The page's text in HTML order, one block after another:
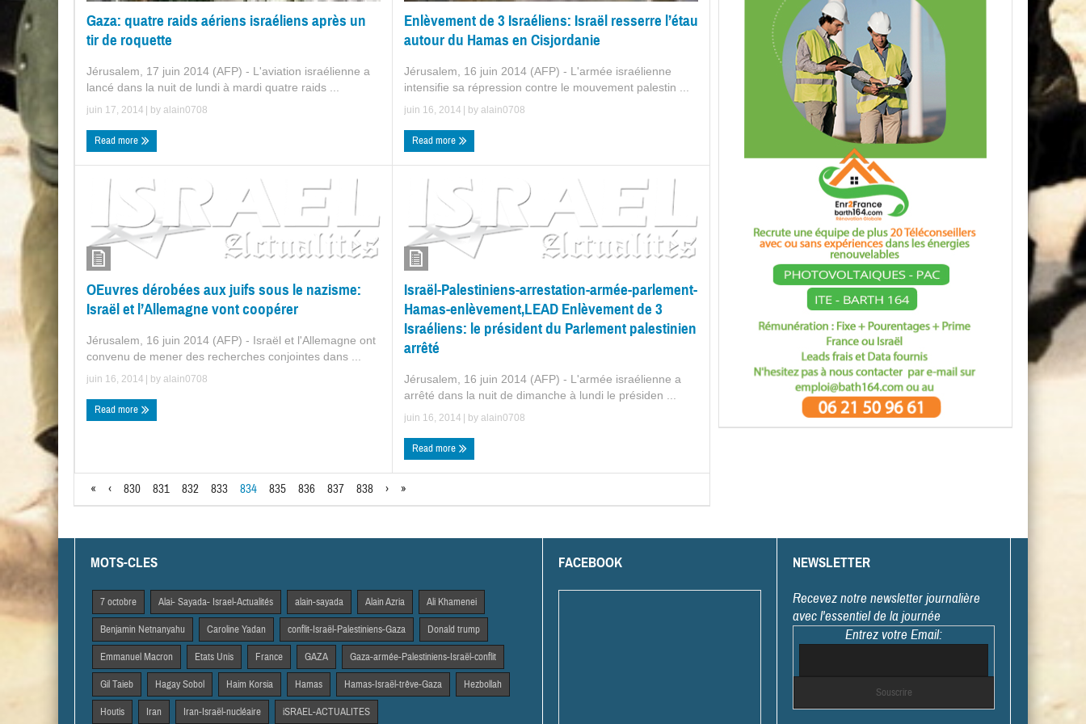
Gaza: quatre raids aériens israéliens après un
tir de roquette
Jérusalem, 17 juin 2014 (AFP) - L'aviation israélienne a
lancé dans la nuit de lundi à mardi quatre raids ...
juin 17, 2014 | by alain0708
Read more
Enlèvement de 3 Israéliens: Israël resserre l’étau
autour du Hamas en Cisjordanie
Jérusalem, 16 juin 2014 (AFP) - L'armée israélienne
intensifie sa répression contre le mouvement palestin ...
juin 16, 2014 | by alain0708
Read more
OEuvres dérobées aux juifs sous le nazisme:
Israël et l’Allemagne vont coopérer
Jérusalem, 16 juin 2014 (AFP) - Israël et l'Allemagne ont
convenu de mener des recherches conjointes dans ...
juin 16, 2014 | by alain0708
Read more
Israël-Palestiniens-arrestation-armée-parlement-
Hamas-enlèvement,LEAD Enlèvement de 3
Israéliens: le président du Parlement palestinien
arrêté
Jérusalem, 16 juin 2014 (AFP) - L'armée israélienne a
arrêté dans la nuit de dimanche à lundi le présiden ...
juin 16, 2014 | by alain0708
Read more
« ‹ 830 831 832 833 834 835 836 837 838 › »
MOTS-CLES
7 octobre Alai- Sayada- Israel-Actualités alain-sayada Alain Azria Ali Khamenei
Benjamin Netnanyahu Caroline Yadan conflit-Israël-Palestiniens-Gaza Donald trump
Emmanuel Macron Etats Unis France GAZA Gaza-armée-Palestiniens-Israël-conflit
Gil Taieb Hagay Sobol Haim Korsia Hamas Hamas-Israël-trêve-Gaza Hezbollah
Houtis Iran Iran-Israël-nucléaire iSRAEL-ACTUALITES
FACEBOOK NEWSLETTER
Recevez notre newsletter journalière
avec l'essentiel de la journée
Entrez votre Email: